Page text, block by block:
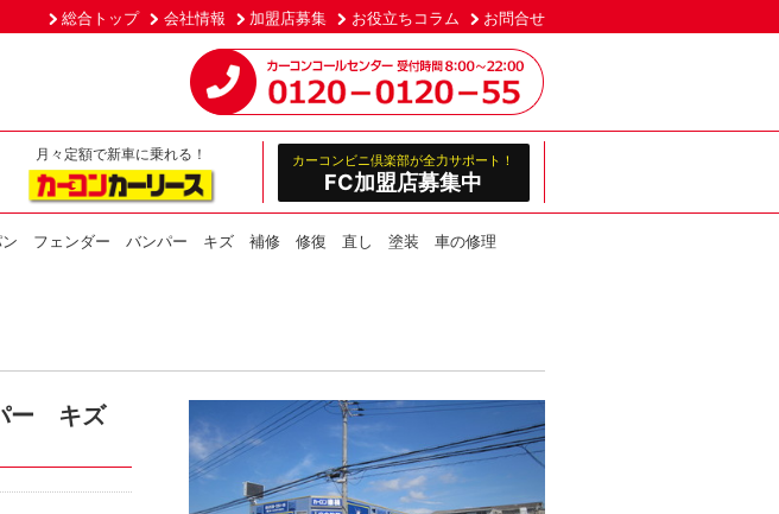
総合トップ 会社情報 加盟店募集 お役立ちコラム お問合せ
月々定額で新車に乗れる！ カーコンビニ倶楽部が全力サポート！
FC加盟店募集中
フェンダー バンパー キズ 補修 修復 直し 塗装 車の修理
ー キズ